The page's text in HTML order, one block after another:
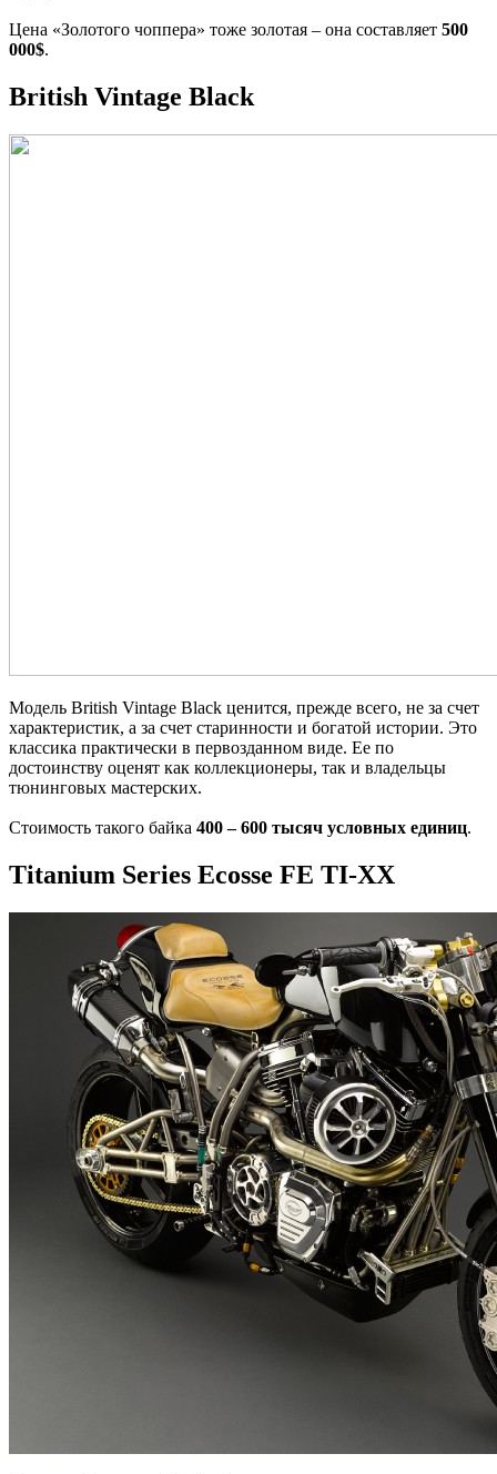
Цена «Золотого чоппера» тоже золотая – она составляет 500
000$.
British Vintage Black
Модель British Vintage Black ценится, прежде всего, не за счет
характеристик, а за счет старинности и богатой истории. Это
классика практически в первозданном виде. Ее по
достоинству оценят как коллекционеры, так и владельцы
тюнинговых мастерских.
Стоимость такого байка 400 – 600 тысяч условных единиц.
Titanium Series Ecosse FE TI-XX